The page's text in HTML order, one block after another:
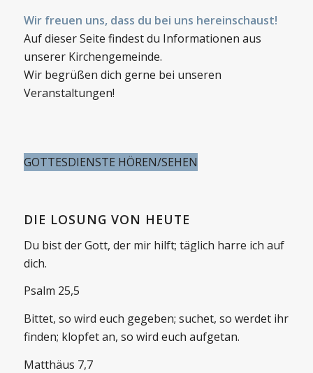
Wir freuen uns, dass du bei uns hereinschaust!
Auf dieser Seite findest du Informationen aus
unserer Kirchengemeinde.
Wir begrüßen dich gerne bei unseren
Veranstaltungen!
GOTTESDIENSTE HÖREN/SEHEN
DIE LOSUNG VON HEUTE
Du bist der Gott, der mir hilft; täglich harre ich auf
dich.
Psalm 25,5
Bittet, so wird euch gegeben; suchet, so werdet ihr
finden; klopfet an, so wird euch aufgetan.
Matthäus 7,7